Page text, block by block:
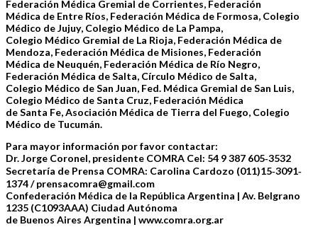
Federación Médica Gremial de Corrientes, Federación
Médica de Entre Ríos, Federación Médica de Formosa, Colegio
Médico de Jujuy, Colegio Médico de La Pampa,
Colegio Médico Gremial de La Rioja, Federación Médica de
Mendoza, Federación Médica de Misiones, Federación
Médica de Neuquén, Federación Médica de Río Negro,
Federación Médica de Salta, Círculo Médico de Salta,
Colegio Médico de San Juan, Fed. Médica Gremial de San Luis,
Colegio Médico de Santa Cruz, Federación Médica
de Santa Fe, Asociación Médica de Tierra del Fuego, Colegio
Médico de Tucumán.
Para mayor información por favor contactar:
Dr. Jorge Coronel, presidente COMRA Cel: 54 9 387 605‐3532
Secretaría de Prensa COMRA: Carolina Cardozo (011)15‐3091‐
1374 / prensacomra@gmail.com
Confederación Médica de la República Argentina | Av. Belgrano
1235 (C1093AAA) Ciudad Autónoma
de Buenos Aires Argentina | www.comra.org.ar